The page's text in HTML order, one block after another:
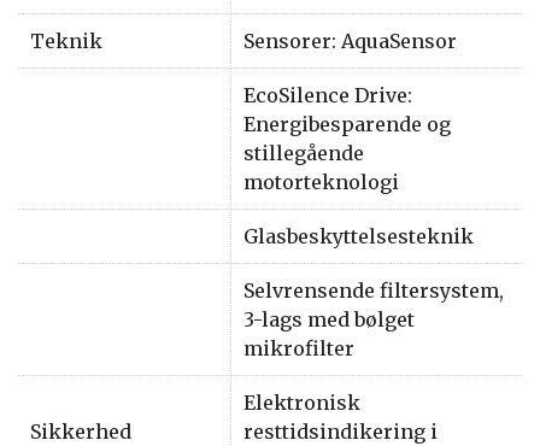
Teknik Sensorer: AquaSensor
EcoSilence Drive:
Energibesparende og
stillegående
motorteknologi
Glasbeskyttelsesteknik
Selvrensende filtersystem,
3-lags med bølget
mikrofilter
Sikkerhed
Elektronisk
resttidsindikering i